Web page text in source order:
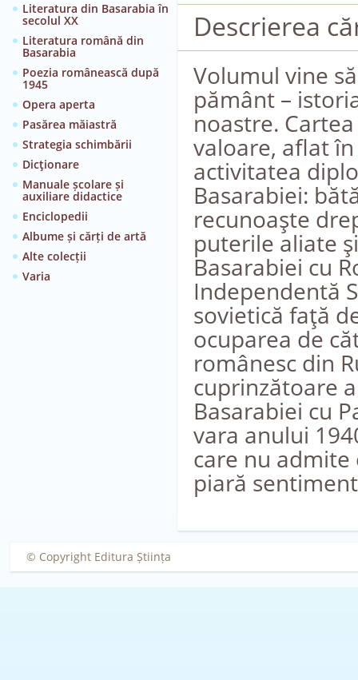
Literatura din Basarabia în
secolul XX
Literatura română din
Basarabia
Poezia românească după
1945
Opera aperta
Pasărea măiastră
Strategia schimbării
Dicţionare
Manuale școlare și
auxiliare didactice
Enciclopedii
Albume și cărți de artă
Alte colecții
Varia
Descrierea
Volumul vine
pământ –
noastre.
valoare, aflat
activitatea
Basarabiei:
recunoaşte
puterile aliate
Basarabiei cu
Independentă
sovietică faţă
ocuparea de
românesc din
cuprinzătoare
Basarabiei cu
vara anului
care nu
piară
© Copyright Editura Știința